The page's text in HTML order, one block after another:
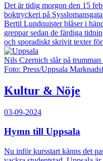
Det är tidig morgon den 15
boktryckeri på
Bertil Lundquister blåser i
greppar sedan de färdiga
och sporadiskt skrivit texter
Nils Czernich slår på
Foto: Press/Uppsala
Kultur & Nöje
03-09-2024
Hymn till Uppsala
Nu inför kursstart känns det